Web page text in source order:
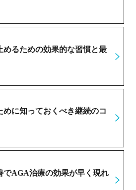
めるための効果的な習慣と最
めに知っておくべき継続のコ
でAGA治療の効果が早く現れ